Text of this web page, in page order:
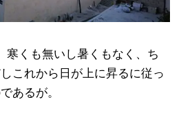
寒くも無いし暑くもなく、ち
これから日が上に昇るに従っ
あるが。